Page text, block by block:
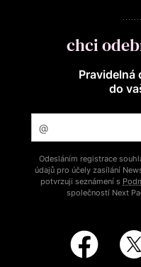
chci
Pravidelná
do
Odesláním registrace
údajů pro účely zasílání
potvrzuji seznámení s
společností Next